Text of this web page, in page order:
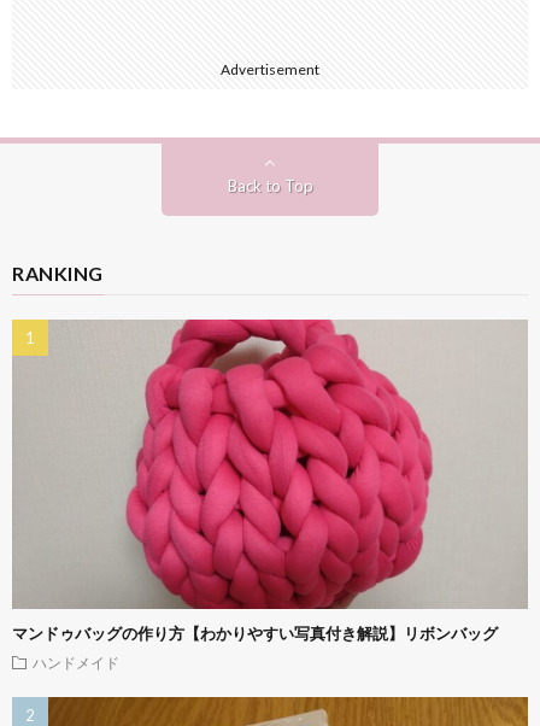
Advertisement
Back to Top
RANKING
マンドゥバッグの作り方【わかりやすい写真付き解説】リボンバッグ
ハンドメイド